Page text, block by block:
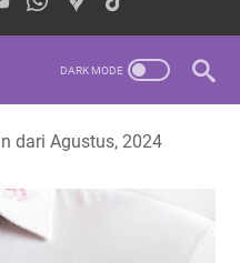
dari Agustus, 2024